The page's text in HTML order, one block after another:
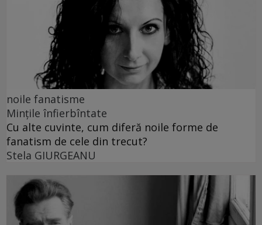
noile fanatisme
Mințile înfierbîntate
Cu alte cuvinte, cum diferă noile forme de
fanatism de cele din trecut?
Stela GIURGEANU